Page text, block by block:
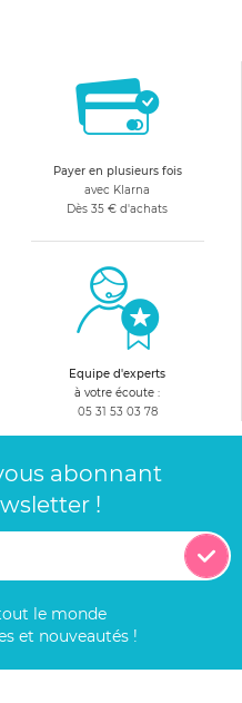
Payer en plusieurs fois
avec Klarna
Dès 35 € d'achats
Equipe d'experts
à votre écoute :
05 31 53 03 78
abonnant
!
le monde
et nouveautés !